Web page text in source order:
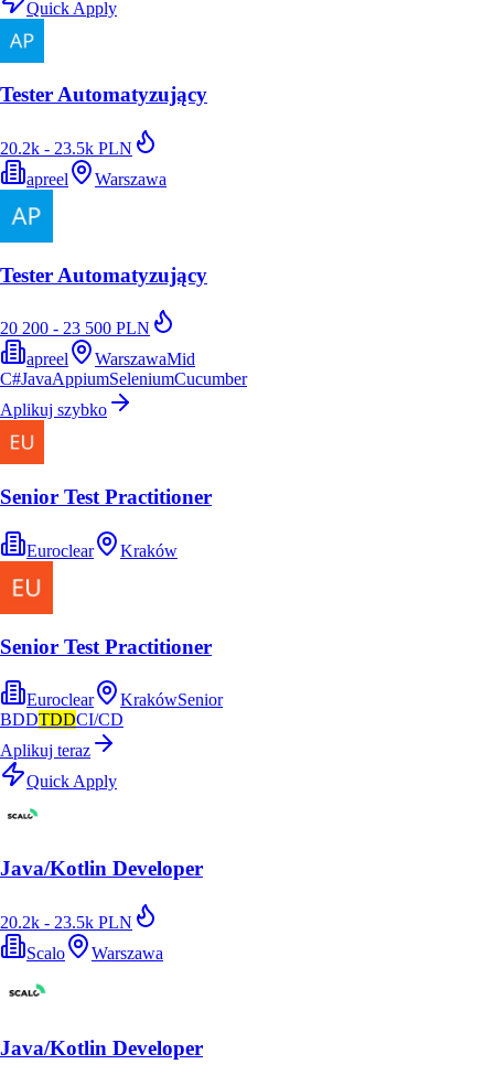
Quick Apply
Tester Automatyzujący
20.2k - 23.5k PLN
apreel
Warszawa
Tester Automatyzujący
20 200 - 23 500 PLN
apreel
WarszawaMid
C#JavaAppiumSeleniumCucumber
Aplikuj szybko
Senior Test Practitioner
Euroclear Kraków
Senior Test Practitioner
Euroclear KrakówSenior
BDDTDDCI/CD
Aplikuj teraz
Quick Apply
Java/Kotlin Developer
20.2k - 23.5k PLN
Scalo
Warszawa
Java/Kotlin Developer